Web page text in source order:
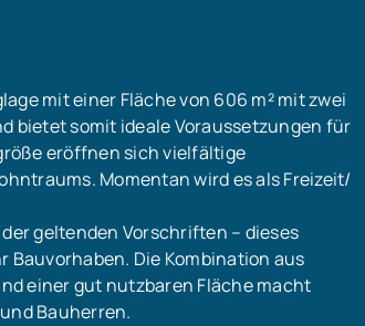
mit einer Fläche von 606 m² mit zwei
bietet somit ideale Voraussetzungen für
eröffnen sich vielfältige
Momentan wird es als Freizeit/
geltenden Vorschriften – dieses
Die Kombination aus
einer gut nutzbaren Fläche macht
Bauherren.